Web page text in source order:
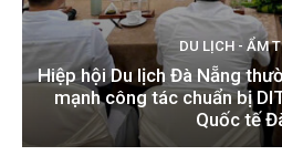
DU LỊCH - ẨM
Hiệp hội Du lịch Đà Nẵng
mạnh công tác chuẩn bị
Quốc tế